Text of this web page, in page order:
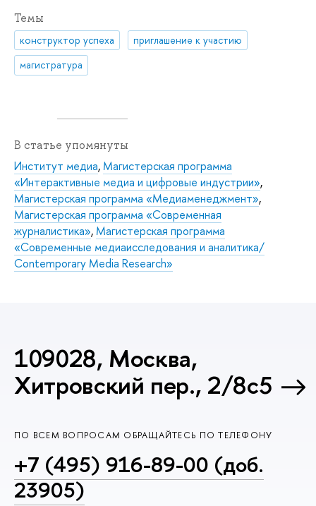
Темы
конструктор успеха
приглашение к участию
магистратура
В статье упомянуты
Институт медиа, Магистерская программа
«Интерактивные медиа и цифровые индустрии»,
Магистерская программа «Медиаменеджмент»,
Магистерская программа «Современная
журналистика», Магистерская программа
«Современные медиаисследования и аналитика/
Contemporary Media Research»
109028, Москва,
Хитровский пер., 2/8с5
ПО ВСЕМ ВОПРОСАМ ОБРАЩАЙТЕСЬ ПО ТЕЛЕФОНУ
+7 (495) 916-89-00 (доб.
23905)